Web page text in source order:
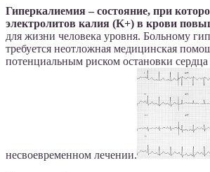
Гиперкалиемия – состояние, при
электролитов калия (K+) в крови
для жизни человека уровня. Больному
требуется неотложная медицинская
потенциальным риском остановки
несвоевременном лечении.